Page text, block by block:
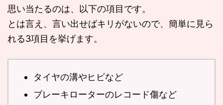
思い当たるのは、以下の項目です。
とは言え、言い出せばキリがないので、簡単に見ら
れる3項目を挙げます。
タイヤの溝やヒビなど
ブレーキローターのレコード傷など